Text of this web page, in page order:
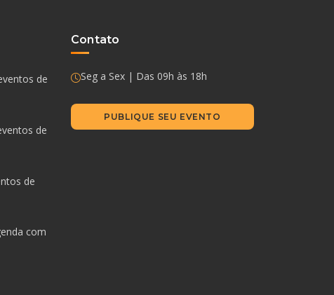
de
de
de
com
Contato
Seg a Sex | Das 09h às 18h
PUBLIQUE SEU EVENTO